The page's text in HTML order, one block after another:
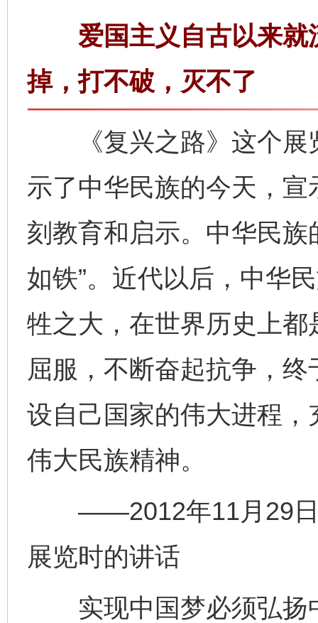
爱国主义自古以来就
掉，打不破，灭不了
《复兴之路》这个展
示了中华民族的今天，
刻教育和启示。中华民族
如铁”。近代以后，中华
牲之大，在世界历史上
屈服，不断奋起抗争，
设自己国家的伟大进程
伟大民族精神。
——2012年11月29日
展览时的讲话
实现中国梦必须弘扬